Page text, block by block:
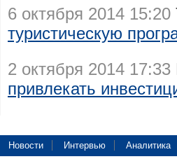
6 октября 2014 15:20
туристическую
2 октября 2014 17:33
привлекать
Новости Интервью Аналитика